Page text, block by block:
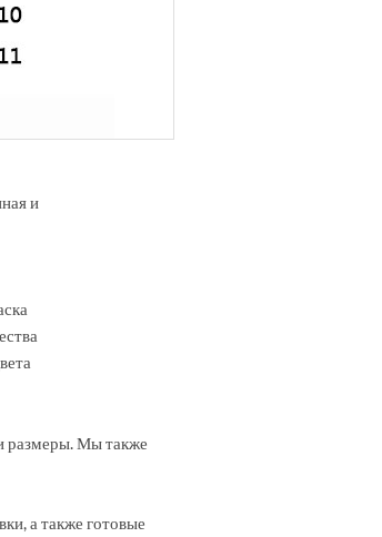
и
размеры. Мы также
а также готовые